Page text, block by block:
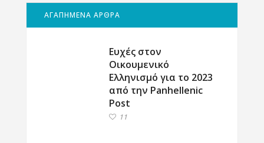
ΑΓΑΠΗΜΕΝΑ ΑΡΘΡΑ
Ευχές στον
Οικουμενικό
Ελληνισμό για το 2023
από την Panhellenic
Post
11